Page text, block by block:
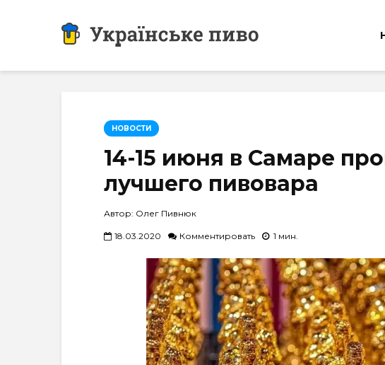
НОВОСТИ
14-15 июня в Самаре
лучшего пивовара
Автор: Олег Пивнюк
18.03.2020 Комментировать 1 мин.